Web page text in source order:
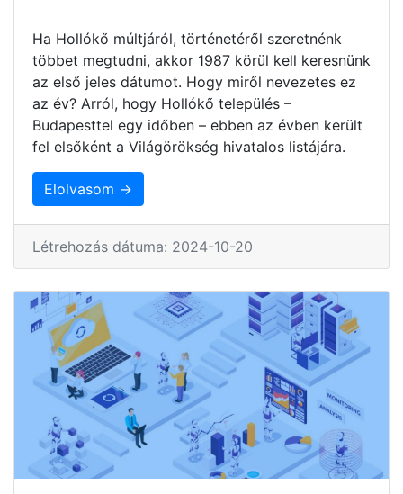
Ha Hollókő múltjáról, történetéről szeretnénk
többet megtudni, akkor 1987 körül kell keresnünk
az első jeles dátumot. Hogy miről nevezetes ez
az év? Arról, hogy Hollókő település –
Budapesttel egy időben – ebben az évben került
fel elsőként a Világörökség hivatalos listájára.
Elolvasom →
Létrehozás dátuma: 2024-10-20